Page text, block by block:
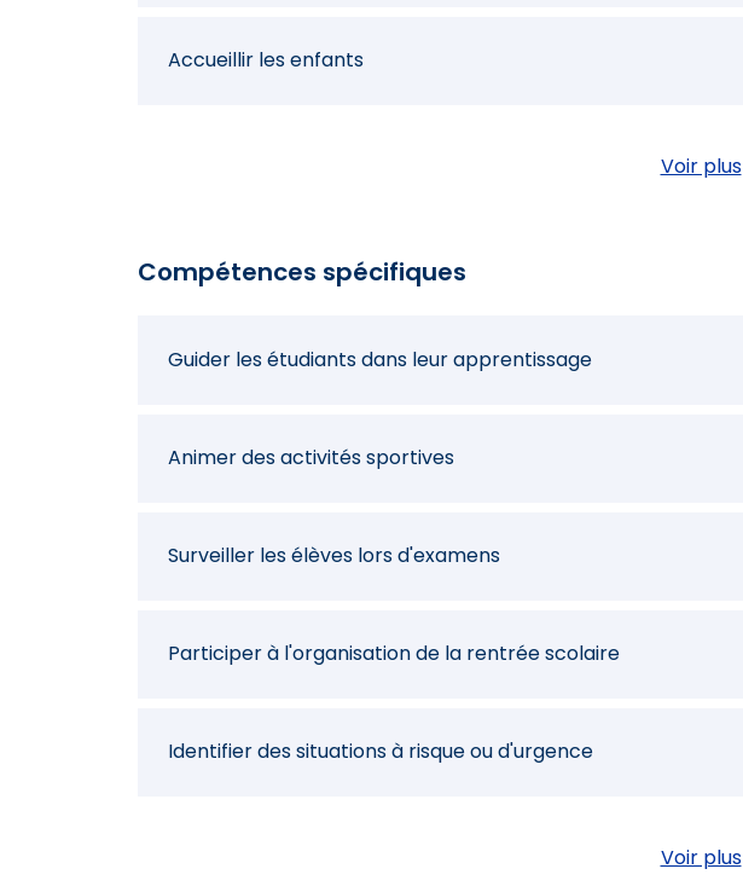
Accueillir les enfants
Signaler les dysfonctionnements et les dégradations
Voir plus
Compétences spécifiques
Guider les étudiants dans leur apprentissage
Animer des activités sportives
Surveiller les élèves lors d'examens
Participer à l'organisation de la rentrée scolaire
Identifier des situations à risque ou d'urgence
Déclencher les mesures d'urgence en cas d'incidentVoir plus